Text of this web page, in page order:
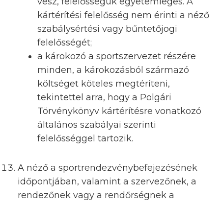
kártérítési felelősség nem érinti a néző
szabálysértési vagy bűntetőjogi
felelősségét;
a károkozó a sportszervezet részére
minden, a károkozásból származó
költséget köteles megtéríteni,
tekintettel arra, hogy a Polgári
Törvénykönyv kártérítésre vonatkozó
általános szabályai szerinti
felelősséggel tartozik.
A néző a sportrendezvénybefejezésének
időpontjában, valamint a szervezőnek, a
rendezőnek vagy a rendőrségnek a